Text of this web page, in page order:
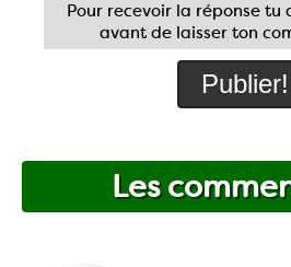
Pour recevoir la réponse tu
avant de laisser ton
Les